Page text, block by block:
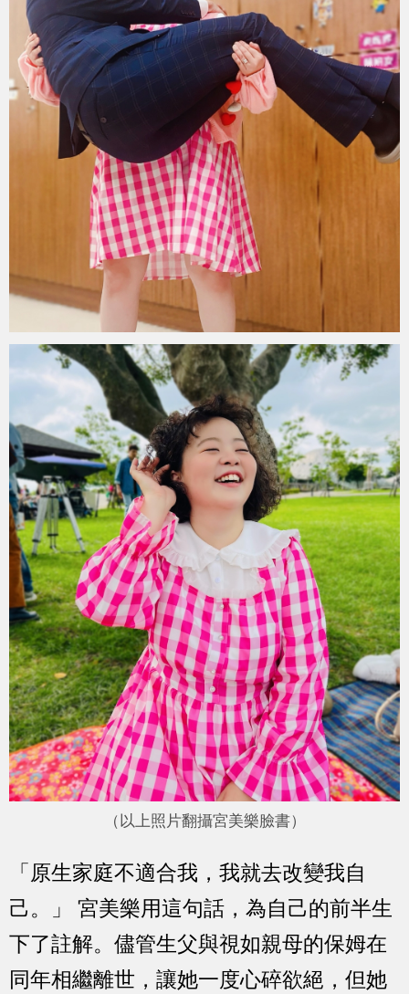
（以上照片翻攝宮美樂臉書）
「原生家庭不適合我，我就去改變我自
己。」 宮美樂用這句話，為自己的前半生
下了註解。儘管生父與視如親母的保姆在
同年相繼離世，讓她一度心碎欲絕，但她